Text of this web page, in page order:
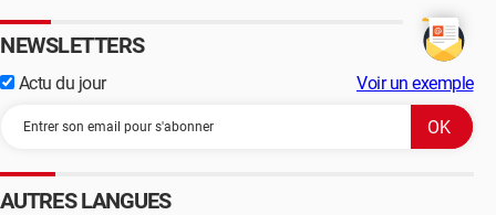
NEWSLETTERS
Actu du jour Voir un exemple
AUTRES LANGUES